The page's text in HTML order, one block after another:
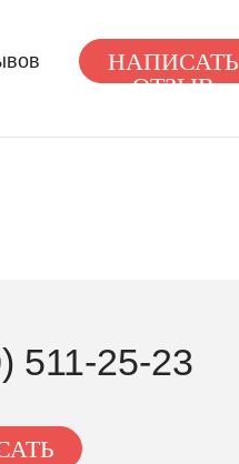
НАПИСАТЬ
ОТЗЫВ
511-25-23